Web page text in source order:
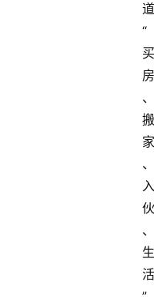
道
“
买
房
、
搬
家
、
入
伙
、
生
活